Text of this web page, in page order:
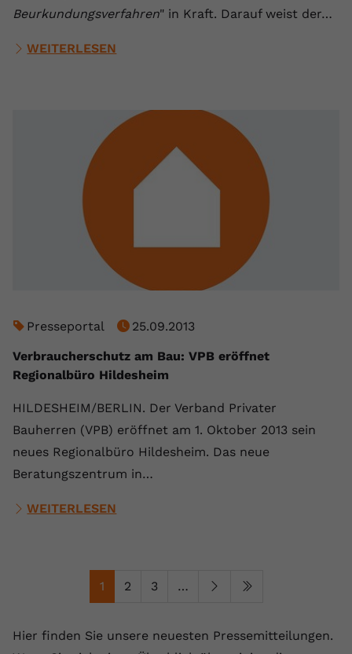
Beurkundungsverfahren" in Kraft. Darauf weist der…
WEITERLESEN
Presseportal
25.09.2013
Verbraucherschutz am Bau: VPB eröffnet
Regionalbüro Hildesheim
HILDESHEIM/BERLIN. Der Verband Privater
Bauherren (VPB) eröffnet am 1. Oktober 2013 sein
neues Regionalbüro Hildesheim. Das neue
Beratungszentrum in…
WEITERLESEN
1 2 3 …
Hier finden Sie unsere neuesten Pressemitteilungen.